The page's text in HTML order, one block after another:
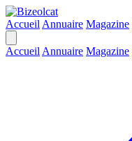
Accueil Annuaire Magazine
Accueil Annuaire Magazine